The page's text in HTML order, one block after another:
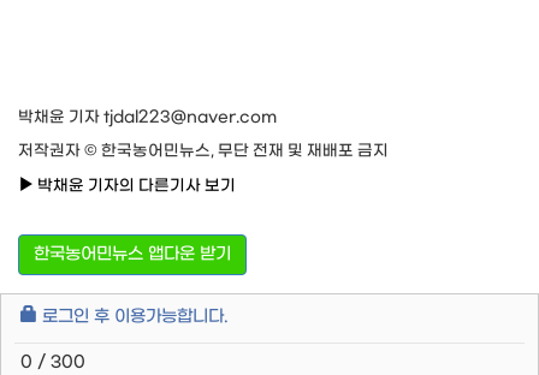
박채윤 기자 tjdal223@naver.com
저작권자 © 한국농어민뉴스, 무단 전재 및 재배포 금지
박채윤 기자의 다른기사 보기
한국농어민뉴스 앱다운 받기
로그인 후 이용가능합니다.
0 / 300